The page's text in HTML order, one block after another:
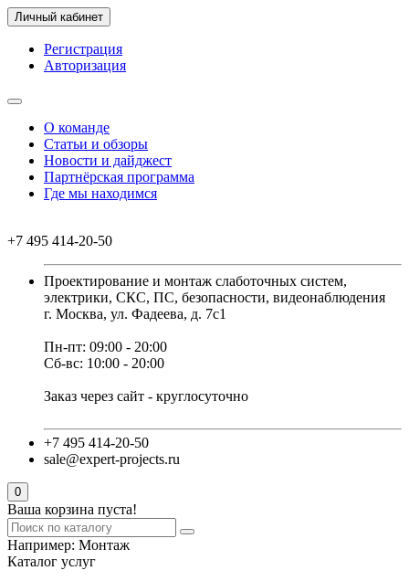
Личный кабинет
Регистрация
Авторизация
О команде
Статьи и обзоры
Новости и дайджест
Партнёрская программа
Где мы находимся
+7 495 414-20-50
Проектирование и монтаж слаботочных систем,
электрики, СКС, ПС, безопасности, видеонаблюдения
г. Москва, ул. Фадеева, д. 7с1
Пн-пт: 09:00 - 20:00
Сб-вс: 10:00 - 20:00
Заказ через сайт - круглосуточно
+7 495 414-20-50
sale@expert-projects.ru
0
Ваша корзина пуста!
Например: Монтаж
Каталог услуг